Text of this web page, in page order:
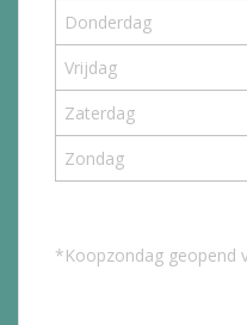
Donderdag
Vrijdag
Zaterdag
Zondag
*Koopzondag geopend